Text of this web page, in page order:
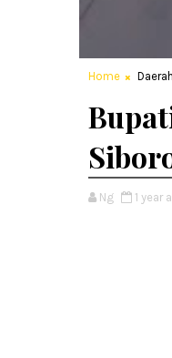
Home Daerah
Ng 1 year